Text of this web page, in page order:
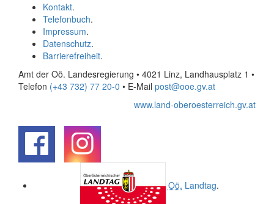
Kontakt.
Telefonbuch.
Impressum.
Datenschutz.
Barrierefreiheit.
Amt der Oö. Landesregierung • 4021 Linz, Landhausplatz 1 •
Telefon (+43 732) 77 20-0 • E-Mail post@ooe.gv.at
www.land-oberoesterreich.gv.at
Oö. Landtag.